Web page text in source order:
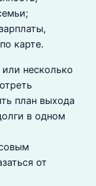
карте.
несколько
план выхода
в одном
от